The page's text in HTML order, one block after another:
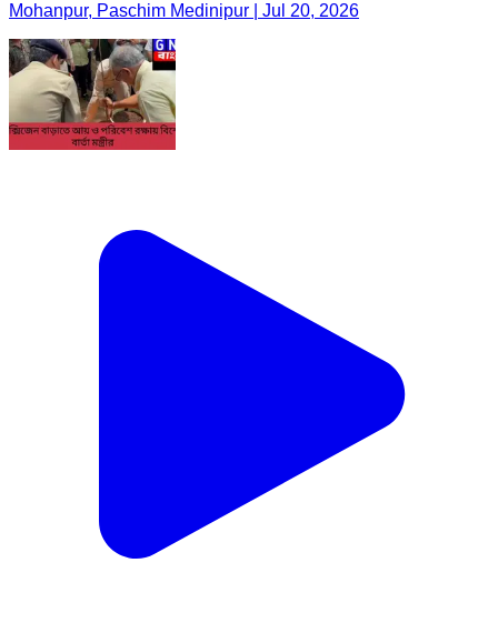
Mohanpur, Paschim Medinipur | Jul 20, 2026